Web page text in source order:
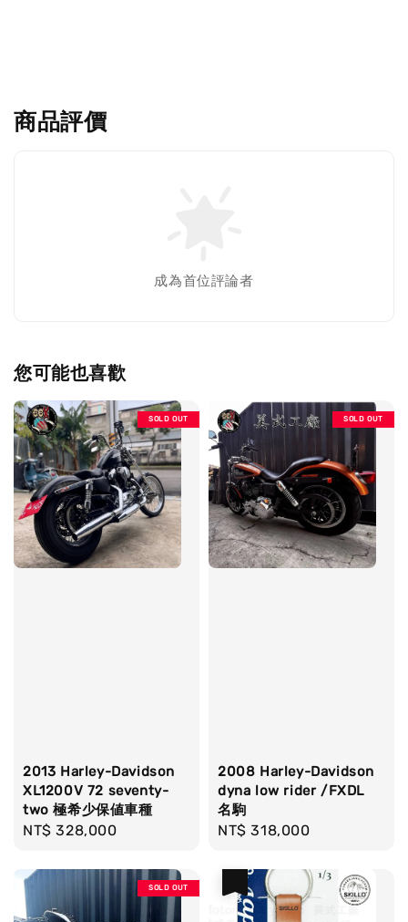
商品評價
成為首位評論者
您可能也喜歡
SOLD OUT
2013 Harley-Davidson
XL1200V 72 seventy-
two 極希少保値車種
Regular
NT$ 328,000
SOLD OUT
2008 Harley-Davidson
dyna low rider /FXDL
名駒
Regular
NT$ 318,000
SOLD OUT